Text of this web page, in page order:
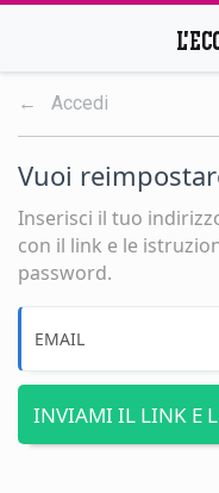
← Accedi
Vuoi
Inserisci il tuo
con il link e le istruzioni per
password.
EMAIL
INVIAMI IL LINK E